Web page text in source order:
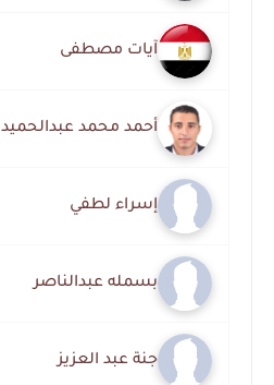
آيات مصطفى
أحمد محمد عبدالحميد
إسراء لطفي
بسمله عبدالناصر
جنة عبد العزيز